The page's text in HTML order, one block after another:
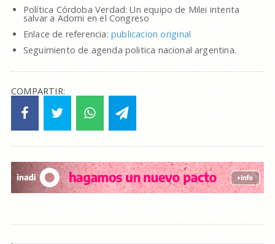
Política Córdoba Verdad: Un equipo de Milei intenta
salvar a Adorni en el Congreso
Enlace de referencia: publicacion original
Seguimiento de agenda politica nacional argentina.
COMPARTIR: